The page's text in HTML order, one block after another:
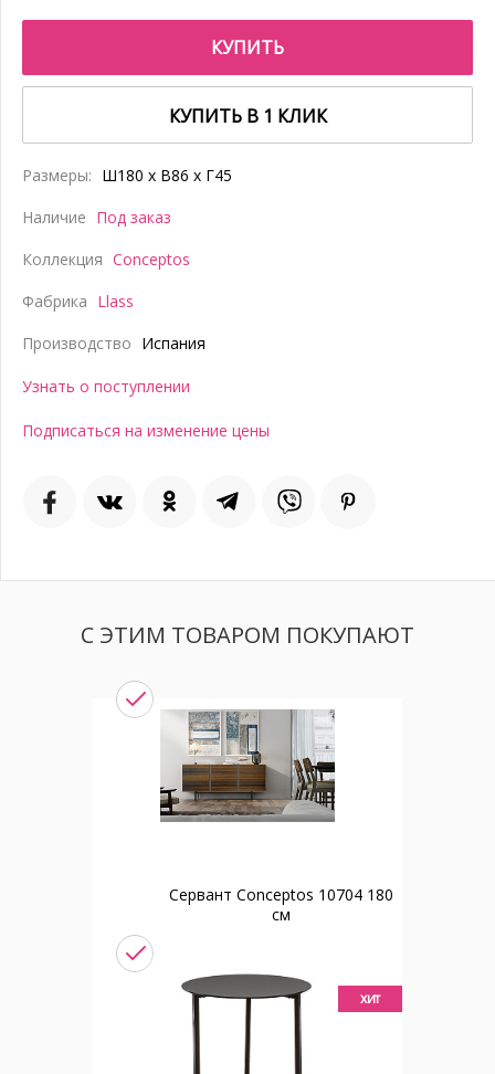
КУПИТЬ
КУПИТЬ В 1 КЛИК
Размеры: Ш180 x В86 x Г45
Наличие Под заказ
Коллекция Conceptos
Фабрика Llass
Производство Испания
Узнать о поступлении
Подписаться на изменение цены
С ЭТИМ ТОВАРОМ ПОКУПАЮТ
Сервант Conceptos 10704 180
см
хит